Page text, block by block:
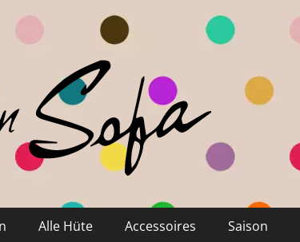
Alle Hüte Accessoires Saison